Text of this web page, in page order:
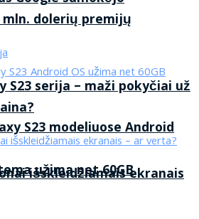
S23 modeliuose Android
užima net 60GB
dolerių premijų
S23 serija – maži pokyčiai už
išskleidžiamais ekranais